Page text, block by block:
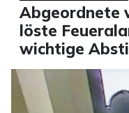
Abgeordnete
löste
wichtige